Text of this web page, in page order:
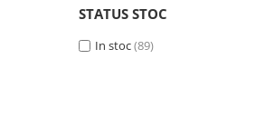
STATUS STOC
In stoc(89)